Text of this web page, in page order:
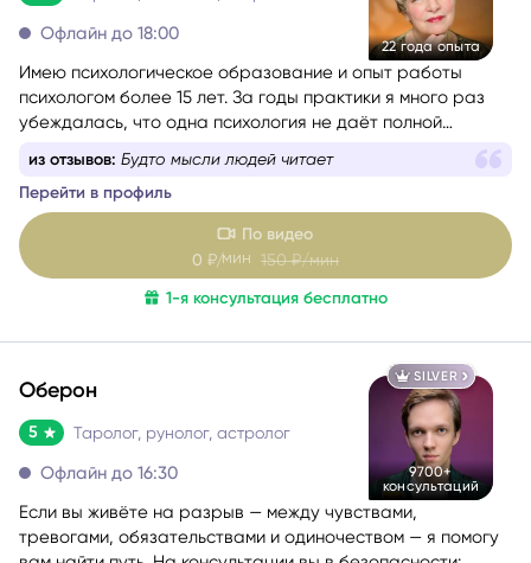
22 года опыта
5
Имею психологическое образование и опыт работы
психологом более 15 лет. За годы практики я много раз
картины о состоянии человека, поэтому начала
применять в консультациях Таро и метафорические
карты, а затем получила диплом астропсихолога.
Перейти в профиль
По видео
0 ₽/мин150 ₽/мин
SILVER
9700+
консультаций
Оберон
5
Если вы живёте на разрыв — между чувствами,
тревогами, обязательствами и одиночеством — я помогу